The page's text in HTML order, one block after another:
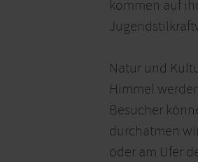
kommen auf
Natur und
Himmel
Besucher
durchatmen
oder am Ufer